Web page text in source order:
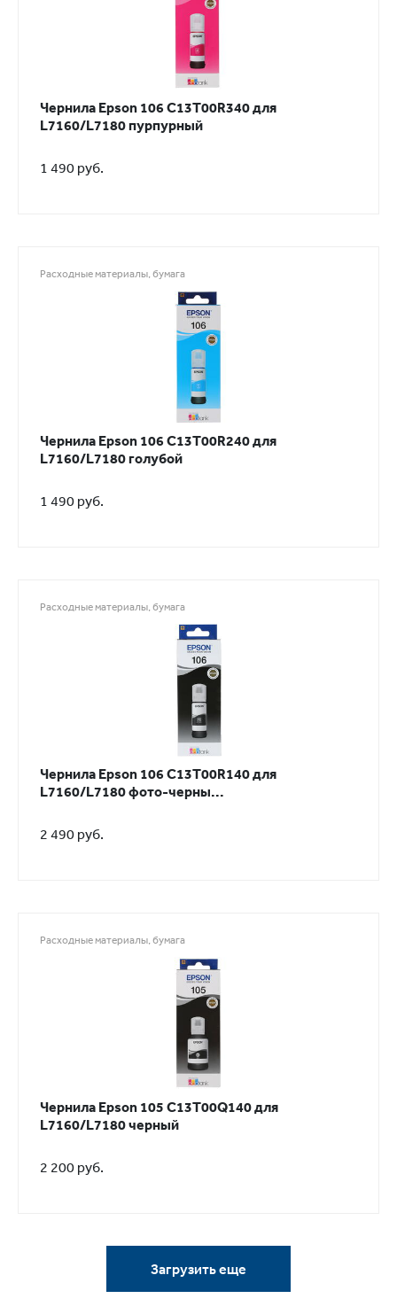
Чернила Epson 106 C13T00R340 для
L7160/L7180 пурпурный
1 490 руб.
Расходные материалы, бумага
Чернила Epson 106 C13T00R240 для
L7160/L7180 голубой
1 490 руб.
Расходные материалы, бумага
Чернила Epson 106 C13T00R140 для
L7160/L7180 фото-черны...
2 490 руб.
Расходные материалы, бумага
Чернила Epson 105 C13T00Q140 для
L7160/L7180 черный
2 200 руб.
Загрузить еще